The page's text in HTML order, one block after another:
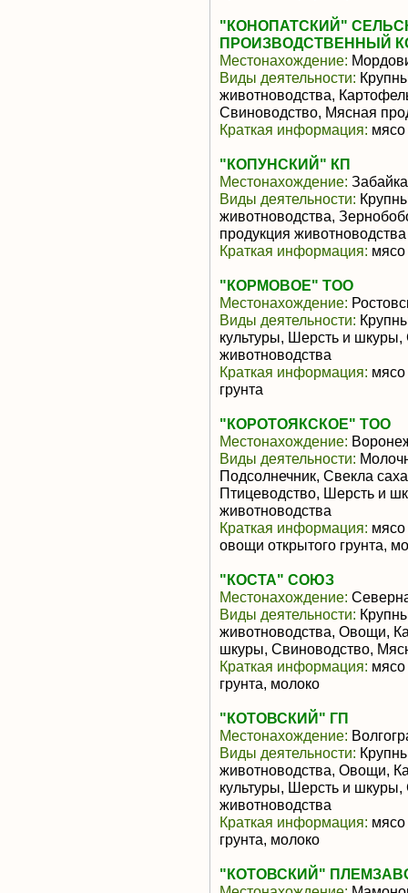
"КОНОПАТСКИЙ"
ПРОИЗВОДСТВЕННЫЙ
Местонахождение:
Виды деятельности:
животноводства,
Свиноводство, Мясная
Краткая информация: мясо
"КОПУНСКИЙ" КП
Местонахождение:
Виды деятельности:
животноводства,
продукция животноводства
Краткая информация: мясо
"КОРМОВОЕ" ТОО
Местонахождение:
Виды деятельности:
культуры, Шерсть и
животноводства
Краткая информация: мясо
грунта
"КОРОТОЯКСКОЕ" ТОО
Местонахождение:
Виды деятельности:
Подсолнечник, Свекла
Птицеводство, Шерсть и
животноводства
Краткая информация: мясо
овощи открытого грунта,
"КОСТА" СОЮЗ
Местонахождение:
Виды деятельности:
животноводства, Овощи,
шкуры, Свиноводство,
Краткая информация: мясо
грунта, молоко
"КОТОВСКИЙ" ГП
Местонахождение:
Виды деятельности:
животноводства, Овощи,
культуры, Шерсть и
животноводства
Краткая информация: мясо
грунта, молоко
"КОТОВСКИЙ"